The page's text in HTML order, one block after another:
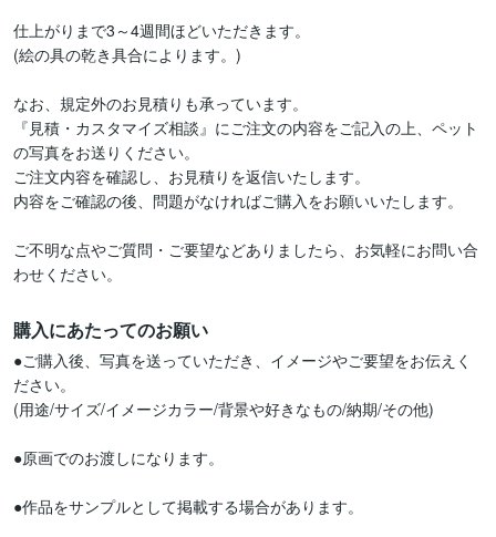
仕上がりまで3～4週間ほどいただきます。
(絵の具の乾き具合によります。)
なお、規定外のお見積りも承っています。
『見積・カスタマイズ相談』にご注文の内容をご記入の上、ペット
の写真をお送りください。
ご注文内容を確認し、お見積りを返信いたします。
内容をご確認の後、問題がなければご購入をお願いいたします。
ご不明な点やご質問・ご要望などありましたら、お気軽にお問い合
購入にあたってのお願い
●ご購入後、写真を送っていただき、イメージやご要望をお伝えく
ださい。
(用途/サイズ/イメージカラー/背景や好きなもの/納期/その他)
●原画でのお渡しになります。
●作品をサンプルとして掲載する場合があります。